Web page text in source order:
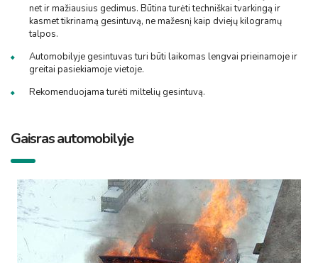
net ir mažiausius gedimus. Būtina turėti techniškai tvarkingą ir
kasmet tikrinamą gesintuvą, ne mažesnį kaip dviejų kilogramų
talpos.
Automobilyje gesintuvas turi būti laikomas lengvai prieinamoje ir
greitai pasiekiamoje vietoje.
Rekomenduojama turėti miltelių gesintuvą.
Gaisras automobilyje